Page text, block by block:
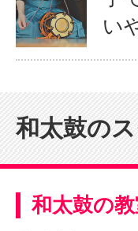
い
和太鼓の
和太鼓の